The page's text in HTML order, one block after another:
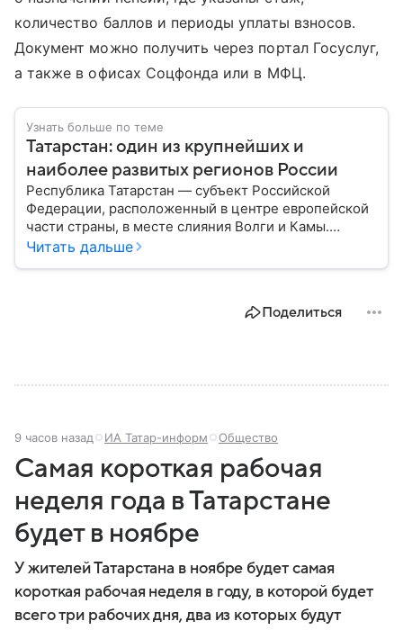
количество баллов и периоды уплаты взносов.
Документ можно получить через портал Госуслуг,
а также в офисах Соцфонда или в МФЦ.
Узнать больше по теме
Татарстан: один из крупнейших и
наиболее развитых регионов России
Республика Татарстан — субъект Российской
Федерации, расположенный в центре европейской
части страны, в месте слияния Волги и Камы.
Регион считается одним из ведущих
наследием, многонациональным населением и
Читать дальше
Поделиться
9 часов назад ИА Татар-информ Общество
Самая короткая рабочая
неделя года в Татарстане
будет в ноябре
У жителей Татарстана в ноябре будет самая
короткая рабочая неделя в году, в которой будет
всего три рабочих дня, два из которых будут